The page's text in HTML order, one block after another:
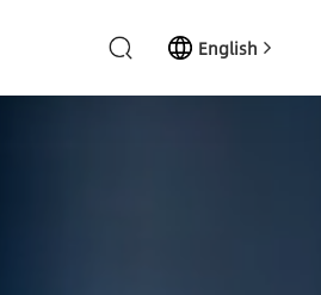
English